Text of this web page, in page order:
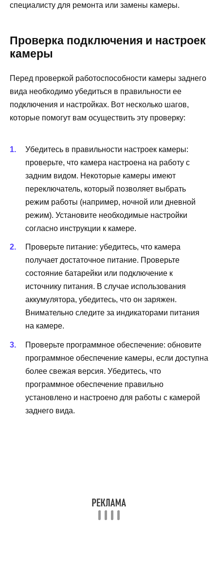
специалисту для ремонта или замены камеры.
Проверка подключения и настроек
камеры
Перед проверкой работоспособности камеры заднего
вида необходимо убедиться в правильности ее
подключения и настройках. Вот несколько шагов,
которые помогут вам осуществить эту проверку:
Убедитесь в правильности настроек камеры:
проверьте, что камера настроена на работу с
задним видом. Некоторые камеры имеют
переключатель, который позволяет выбрать
режим работы (например, ночной или дневной
режим). Установите необходимые настройки
согласно инструкции к камере.
Проверьте питание: убедитесь, что камера
получает достаточное питание. Проверьте
состояние батарейки или подключение к
источнику питания. В случае использования
аккумулятора, убедитесь, что он заряжен.
Внимательно следите за индикаторами питания
на камере.
Проверьте программное обеспечение: обновите
программное обеспечение камеры, если доступна
более свежая версия. Убедитесь, что
программное обеспечение правильно
установлено и настроено для работы с камерой
заднего вида.